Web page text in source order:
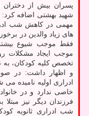
پسران بیش از دختران
شهید بهشتی اضافه
مهمی در کاهش شب
های زیاد والدین در
فقط موجب شیوع
موجب ایجاد مشکلات
تخصص کلیه کودکان، به
و اظهار داشت: در
ادراری اولیه نامیده
خاصی ندارد و در
فرزندان دیگر نیز
شب ادراری ثانویه